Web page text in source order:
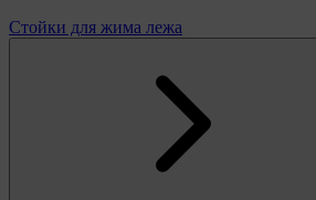
Стойки для жима лежа